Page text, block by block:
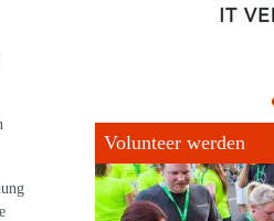
Volunteer werden